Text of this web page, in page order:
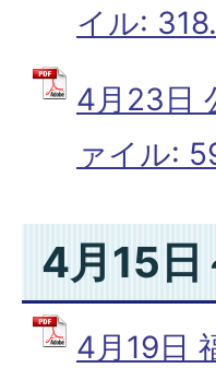
イル:
4月23日
ァイル:
4月15日
4月19日